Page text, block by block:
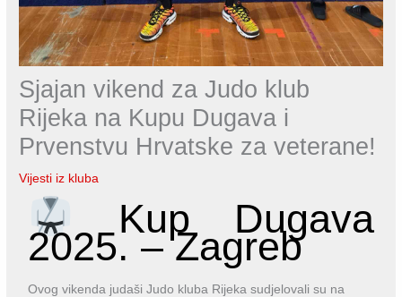
Sjajan vikend za Judo klub
Rijeka na Kupu Dugava i
Prvenstvu Hrvatske za veterane!
Vijesti iz kluba
Kup Dugava
2025. – Zagreb
Ovog vikenda judaši Judo kluba Rijeka sudjelovali su na